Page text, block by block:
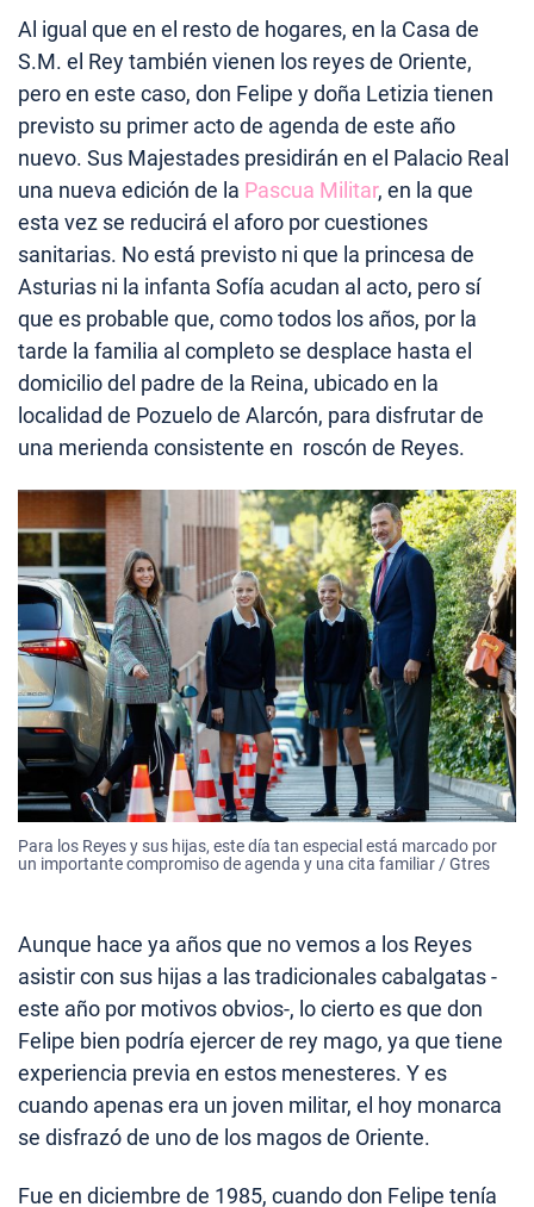
Al igual que en el resto de hogares, en la Casa de
S.M. el Rey también vienen los reyes de Oriente,
pero en este caso, don Felipe y doña Letizia tienen
previsto su primer acto de agenda de este año
nuevo. Sus Majestades presidirán en el Palacio Real
una nueva edición de la Pascua Militar, en la que
esta vez se reducirá el aforo por cuestiones
sanitarias. No está previsto ni que la princesa de
Asturias ni la infanta Sofía acudan al acto, pero sí
que es probable que, como todos los años, por la
tarde la familia al completo se desplace hasta el
domicilio del padre de la Reina, ubicado en la
localidad de Pozuelo de Alarcón, para disfrutar de
una merienda consistente en roscón de Reyes.
Para los Reyes y sus hijas, este día tan especial está marcado por
un importante compromiso de agenda y una cita familiar / Gtres
Aunque hace ya años que no vemos a los Reyes
asistir con sus hijas a las tradicionales cabalgatas -
este año por motivos obvios-, lo cierto es que don
Felipe bien podría ejercer de rey mago, ya que tiene
experiencia previa en estos menesteres. Y es
cuando apenas era un joven militar, el hoy monarca
se disfrazó de uno de los magos de Oriente.
Fue en diciembre de 1985, cuando don Felipe tenía